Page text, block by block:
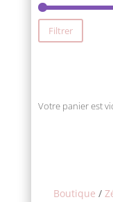
Filtrer
Votre panier est
Boutique /